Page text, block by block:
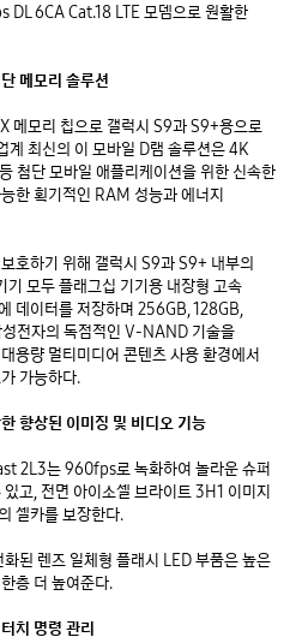
DL 6CA Cat.18 LTE 모뎀으로 원활한
메모리 솔루션
메모리 칩으로 갤럭시 S9과 S9+용으로
최신의 이 모바일 D램 솔루션은 4K
첨단 모바일 애플리케이션을 위한 신속한
한 획기적인 RAM 성능과 에너지
호하기 위해 갤럭시 S9과 S9+ 내부의
기 모두 플래그십 기기용 내장형 고속
데이터를 저장하며 256GB, 128GB,
전자의 독점적인 V-NAND 기술을
용량 멀티미디어 콘텐츠 사용 환경에서
가능하다.
향상된 이미징 및 비디오 기능
2L3는 960fps로 녹화하여 놀라운 슈퍼
고, 전면 아이소셀 브라이트 3H1 이미지
셀카를 보장한다.
된 렌즈 일체형 플래시 LED 부품은 높은
층 더 높여준다.
치 명령 관리